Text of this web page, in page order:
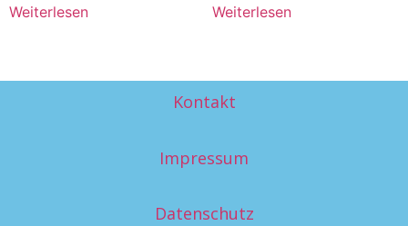
Weiterlesen Weiterlesen
Kontakt
Impressum
Datenschutz